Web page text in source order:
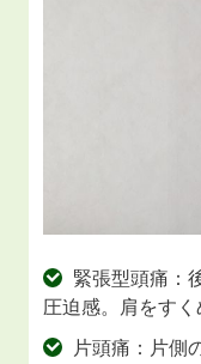
緊張型頭痛：
圧迫感。肩をすく
片頭痛：片側